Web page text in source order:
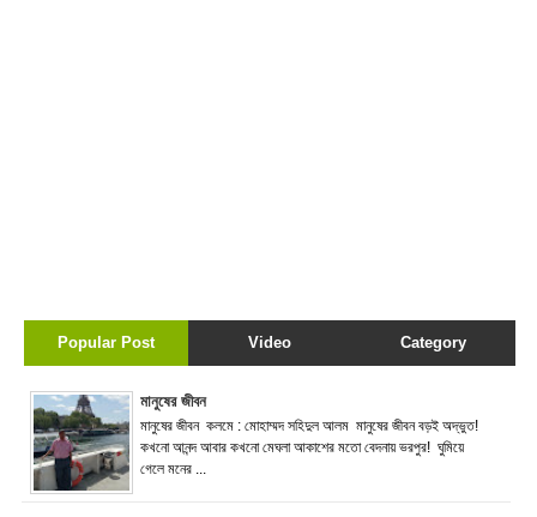
Popular Post Video Category
মানুষের জীবন
মানুষের জীবন কলমে : মোহাম্মদ সহিদুল আলম মানুষের জীবন বড়ই অদ্ভুত!
কখনো আনন্দ আবার কখনো মেঘলা আকাশের মতো বেদনায় ভরপুর! ঘুমিয়ে
গেলে মনের ...